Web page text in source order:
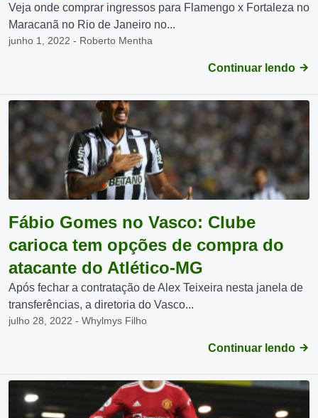
Veja onde comprar ingressos para Flamengo x Fortaleza no
Maracanã no Rio de Janeiro no...
junho 1, 2022 - Roberto Mentha
Continuar lendo
Fábio Gomes no Vasco: Clube
carioca tem opções de compra do
atacante do Atlético-MG
Após fechar a contratação de Alex Teixeira nesta janela de
transferências, a diretoria do Vasco...
julho 28, 2022 - Whylmys Filho
Continuar lendo